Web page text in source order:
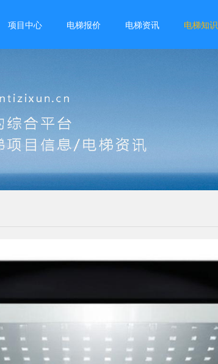
项目中心 电梯报价 电梯资讯 电梯知识